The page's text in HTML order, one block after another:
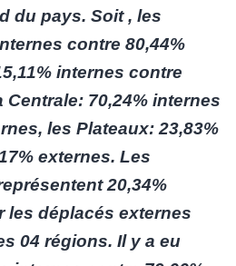
du pays. Soit , les
contre 80,44%
internes contre
Centrale: 70,24% internes
les Plateaux: 23,83%
externes. Les
20,34%
les déplacés externes
04 régions. Il y a eu